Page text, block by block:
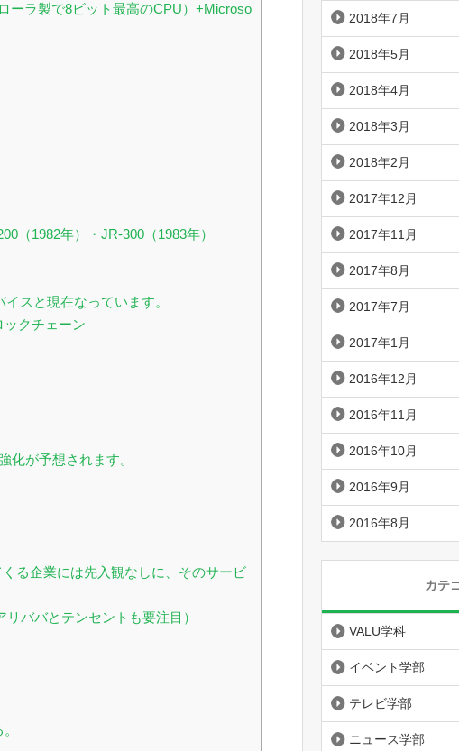
ラ製で8ビット最高のCPU）+Microso
（1982年）・JR-300（1983年）
スと現在なっています。
クチェーン
化が予想されます。
る企業には先入観なしに、そのサービ
ババとテンセントも要注目）
2018年7月
2018年5月
2018年4月
2018年3月
2018年2月
2017年12月
2017年11月
2017年8月
2017年7月
2017年1月
2016年12月
2016年11月
2016年10月
2016年9月
2016年8月
カテ
VALU学科
イベント学部
テレビ学部
ニュース学部